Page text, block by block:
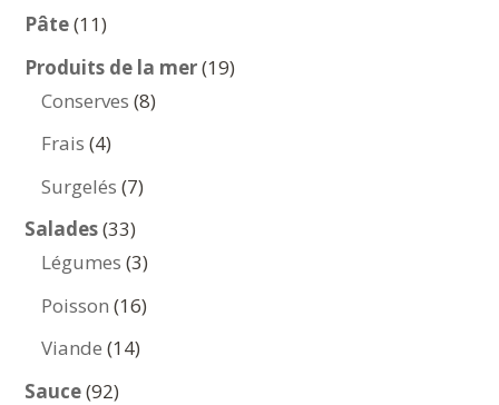
Pâte 1111
produits
Produits de la mer 1919
Conserves 88
Frais 44
produits
Surgelés 77
Salades 3333
produits
Légumes 33
produits
Poisson 1616
Viande 1414
Sauce 9292